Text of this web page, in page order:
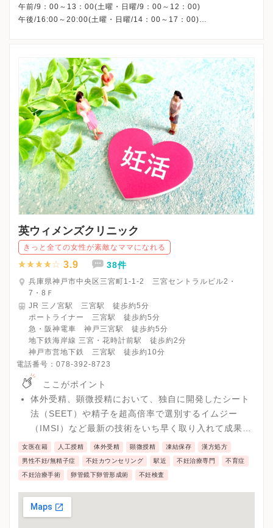
午前/9：00～13：00(土曜・日曜/9：00～12：00)
午後/16:00～20:00(土曜・日曜/14：00～17：00)
英ウィメンズクリニック
きっと全ての女性が素敵なママになれる
3.9 38件
兵庫県神戸市中央区三宮町1-1-2 三宮セントラルビル2・
7・8Ｆ
JR 三ノ宮駅 三宮駅 徒歩約5分
ポートライナー 三宮駅 徒歩約5分
急・阪神電車 神戸三宮駅 徒歩約5分
地下鉄海岸線 三宮・花時計前駅 徒歩約2分
神戸市営地下鉄 三宮駅 徒歩約10分
電話番号： 078-392-8723
ここがポイント
体外受精、顕微授精において、独自に開発したシート
法（SEET）や精子を超高倍率で選別するイムジー
（IMSI）など最新の技術をいち早く取り入れて成果を
あげています。 男性に原因のある男性不妊治療では、
神戸大学医学部泌尿器科と連携し、男性不妊外来を充
実させ、最高レベルの治療をご提供しております。
女医在籍 人工授精 体外受精 顕微授精 凍結保存 漢方処方
男性不妊/無精子症 不妊カウンセリング 駅近 不妊治療専門 不育症
不妊治療手術 卵管鏡下卵管形成術 不妊検査